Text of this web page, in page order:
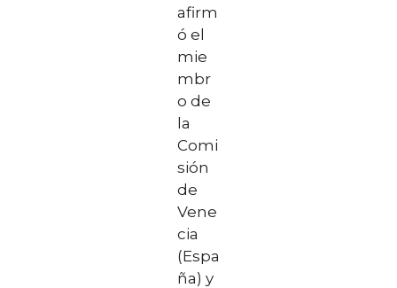
afirm
ó el
mie
mbr
o de
la
Comi
sión
de
Vene
cia
(Espa
ña) y